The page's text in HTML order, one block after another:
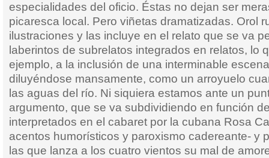
especialidades del oficio. Éstas no dejan ser
picaresca local. Pero viñetas dramatizadas. Orol
ilustraciones y las incluye en el relato que se va
laberintos de subrelatos integrados en relatos, lo
ejemplo, a la inclusión de una interminable
diluyéndose mansamente, como un arroyuelo
las aguas del río. Ni siquiera estamos ante un
argumento, que se va subdividiendo en función
interpretados en el cabaret por la cubana Rosa
acentos humorísticos y paroxismo cadereante- y
las que lanza a los cuatro vientos su mal de